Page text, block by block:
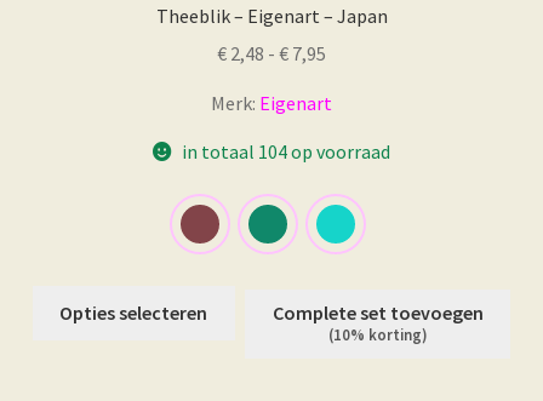
Theeblik – Eigenart – Japan
€ 2,48 - € 7,95
tot
Merk: Eigenart
in totaal 104 op voorraad
Opties selecteren
productComplete set toevoegen
(10% korting)